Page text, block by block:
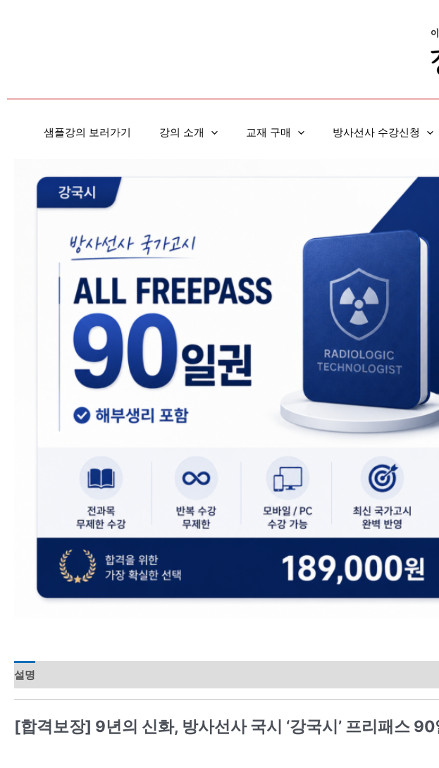
너
샘플강의 보러가기 강의 소개 교재 구매 방사선사 수강신청
설명
[합격보장] 9년의 신화, 방사선사 국시 ‘강국시’ 프리패스 90